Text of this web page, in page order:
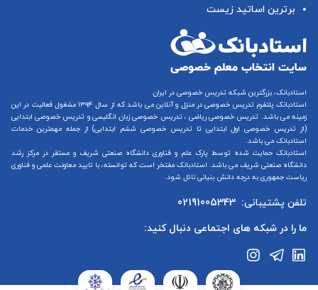
برترین اساتید زیست
استادبانک، بزرگترین شبکه تدریس خصوصی در ایران
استادبانک پلتفرم تدریس خصوصی در منزل و آنلاین
می باشد که از سال ۱۳۹۴ مشغول فعالیت در این
زمینه می باشد. تدریس خصوصی ریاضی ، تدریس خصوصی زبان انگلیسیو تدریس خصوصی ابتدایی
(از تدریس خصوصی اول ابتدایی تا تدریس خصوصی ششم ابتدایی) از جمله مهمترین خدمات
استادبانک می باشد.
استادبانک حمایت شده توسط پارک علم و فناوری دانشگاه صنعتی شریف و مستقر در مرکز رشد
دانشگاه صنعتی شریف می باشد. استادبانک مفتخر است که توانسته، با تایید معاونت علمی و فناوری
ریاست جمهوری به درجه دانش بنیانی نائل شود.
تلفن پشتیبانی: 02191005343
ما را در شبکه های اجتماعی دنبال کنید: